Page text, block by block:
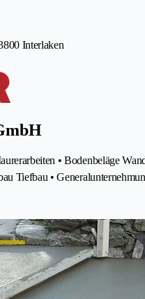
Interlaken
• Bodenbeläge
Tiefbau •